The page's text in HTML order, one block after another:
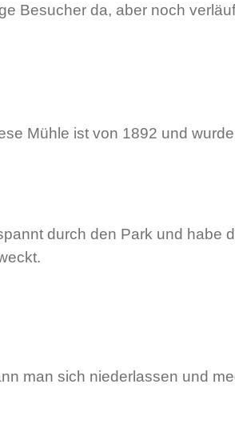
Besucher da, aber noch
Mühle ist von 1892 und
durch den Park und habe
man sich niederlassen und